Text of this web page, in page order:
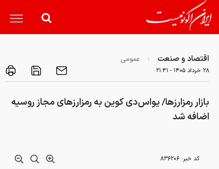
اقتصاد و صنعت عمومی
۲۸ خرداد ۱۴۰۵ - ۲۱:۴۱
بازار رمزارزها/ یواس‌دی کوین به رمزارزهای مجاز روسیه
اضافه شد
کد خبر: ۸۳۶۲۰۶